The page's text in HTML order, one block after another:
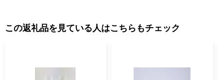
「平泉」の関連資産である骨寺村荘園遺跡があるほか、平泉文化
この返礼品を見ている人はこちらもチェック